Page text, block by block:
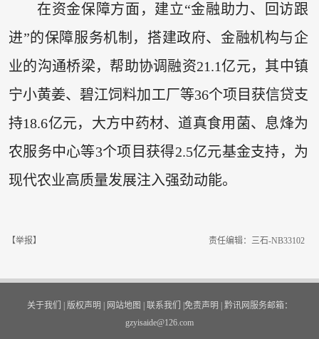
在资金保障方面，建立“金融助力、回访跟
进”的保障服务机制，搭建政府、金融机构与企
业的沟通桥梁，帮助协调融资21.1亿元，其中镇
宁小黄姜、碧江饲料加工厂等36个项目获信贷支
持18.6亿元，大方中药材、道真食用菌、息烽为
农服务中心等3个项目获得2.5亿元基金支持，为
现代农业高质量发展注入强劲动能。
【举报】 责任编辑：三石-NB33102
关于我们 版权声明 网站地图 联系我们 免责声明
黔讯网服务邮箱：
gzyisaide@126.com